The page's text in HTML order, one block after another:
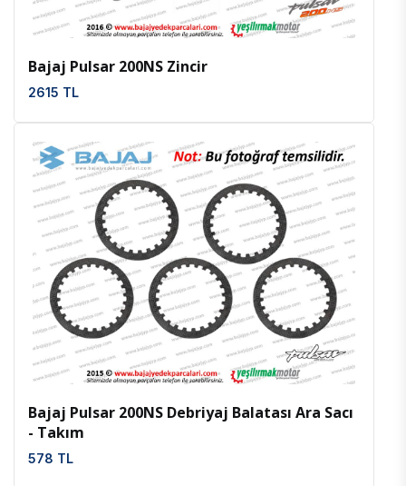
Bajaj Pulsar 200NS Zincir
2615 TL
İncele Favoriler
Bajaj Pulsar 200NS Debriyaj Balatası Ara Sacı
- Takım
578 TL